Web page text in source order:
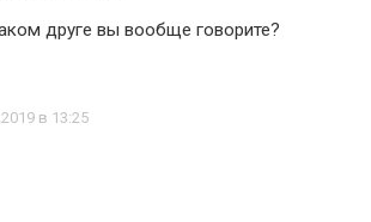
друге вы вообще говорите?
в 13:25